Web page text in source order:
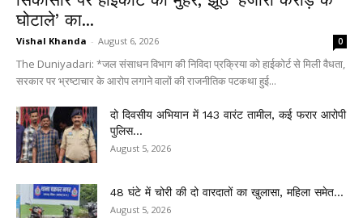
घोटाले’ का...
Vishal Khanda - August 6, 2026 0
The Duniyadari: *जल संसाधन विभाग की निविदा प्रक्रिया को हाईकोर्ट से मिली वैधता,
सरकार पर भ्रष्टाचार के आरोप लगाने वालों की राजनीतिक पटकथा हुई...
दो दिवसीय अभियान में 143 वारंट तामील, कई फरार आरोपी
पुलिस...
August 5, 2026
48 घंटे में चोरी की दो वारदातों का खुलासा, महिला समेत...
August 5, 2026